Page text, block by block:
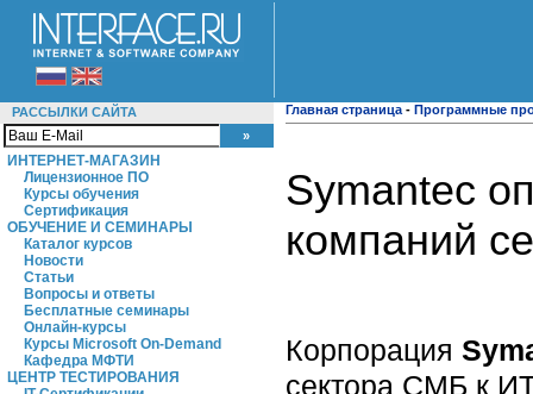
РАССЫЛКИ САЙТА
ИНТЕРНЕТ-МАГАЗИН
Лицензионное ПО
Курсы обучения
Сертификация
ОБУЧЕНИЕ И СЕМИНАРЫ
Каталог курсов
Новости
Статьи
Вопросы и ответы
Бесплатные семинары
Онлайн-курсы
Курсы Microsoft On-Demand
Кафедра МФТИ
ЦЕНТР ТЕСТИРОВАНИЯ
Главная страница - Программные
Symantec
компаний
Корпорация
сектора СМБ к